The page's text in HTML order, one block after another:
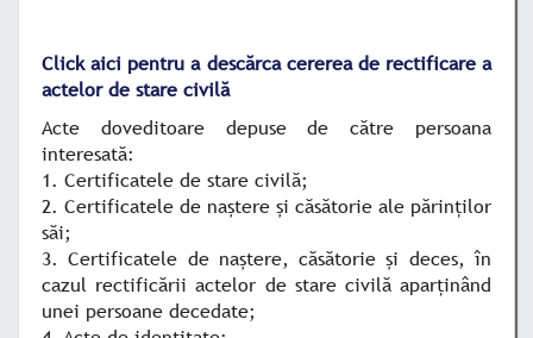
Click aici pentru a descărca cererea de rectificare a
actelor de stare civilă
Acte doveditoare depuse de către persoana
interesată:
1. Certificatele de stare civilă;
2. Certificatele de naştere şi căsătorie ale părinţilor
săi;
3. Certificatele de naştere, căsătorie şi deces, în
cazul rectificării actelor de stare civilă aparţinând
unei persoane decedate;